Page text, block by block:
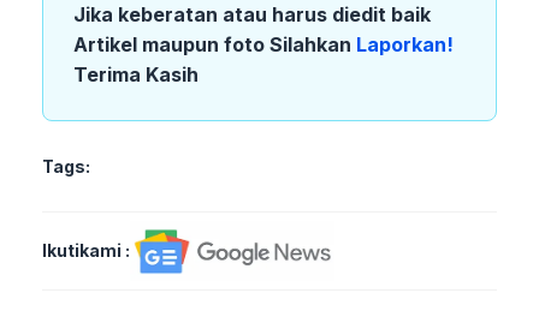
Jika keberatan atau harus diedit baik
Artikel maupun foto Silahkan Laporkan!
Terima Kasih
Tags:
Ikutikami :